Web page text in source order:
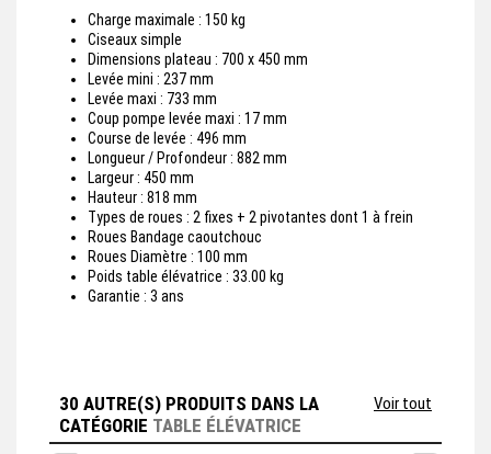
Charge maximale : 150 kg
Ciseaux simple
Dimensions plateau : 700 x 450 mm
Levée mini : 237 mm
Levée maxi : 733 mm
Coup pompe levée maxi : 17 mm
Course de levée : 496 mm
Longueur / Profondeur : 882 mm
Largeur : 450 mm
Hauteur : 818 mm
Types de roues : 2 fixes + 2 pivotantes dont 1 à frein
Roues Bandage caoutchouc
Roues Diamètre : 100 mm
Poids table élévatrice : 33.00 kg
Garantie : 3 ans
30 AUTRE(S) PRODUITS DANS LA
CATÉGORIE TABLE ÉLÉVATRICE
Voir tout